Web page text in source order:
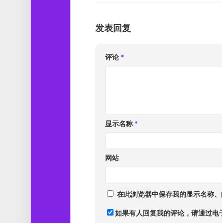
发表回复
评论 *
显示名称 *
网站
在此浏览器中保存我的显示名称
如果有人回复我的评论，请通过电